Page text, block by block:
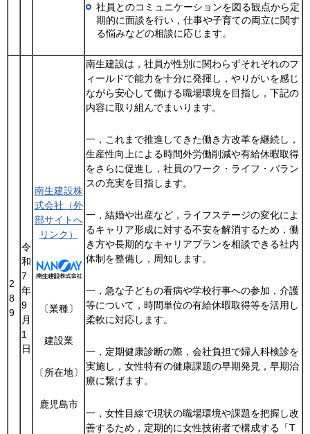
社員とのコミュニケーションを図る観点から定
期的に面談を行い，仕事や子育ての両立に関す
る悩みなどの相談に応じます。
2
8
9
令
和
7
年
9
月
1
日
南生建設株
式会社（外
部サイトへ
リンク）
〔業種〕
建設業
〔所在地〕
鹿児島市
南生建設は，社員が性別に関わらずそれぞれのフ
ィールドで能力を十分に発揮し，やりがいを感じ
ながら安心して働ける職場環境を目指し，下記の
内容に取り組んでまいります。
一，これまで推進してきた働き方改革を継続し，
生産性向上による時間外労働削減や有給休暇取得
をさらに促進し，社員のワーク・ライフ・バラン
スの充実を目指します。
一，結婚や出産など，ライフステージの変化によ
るキャリア形成に対する不安を解消するため，働
き方や長期的なキャリアプランを相談できる社内
体制を整備し，周知します。
一，急な子どもの看病や学校行事への参加，介護
等について，時間単位の有給休暇取得等を活用し
柔軟に対応します。
一，定期健康診断の際，会社負担で婦人科検診を
実施し，女性特有の健康課題の早期発見，早期治
療に繋げます。
一，女性目線で現状の職場環境や課題を把握し改
善するため，定期的に女性技術者で構成する「T